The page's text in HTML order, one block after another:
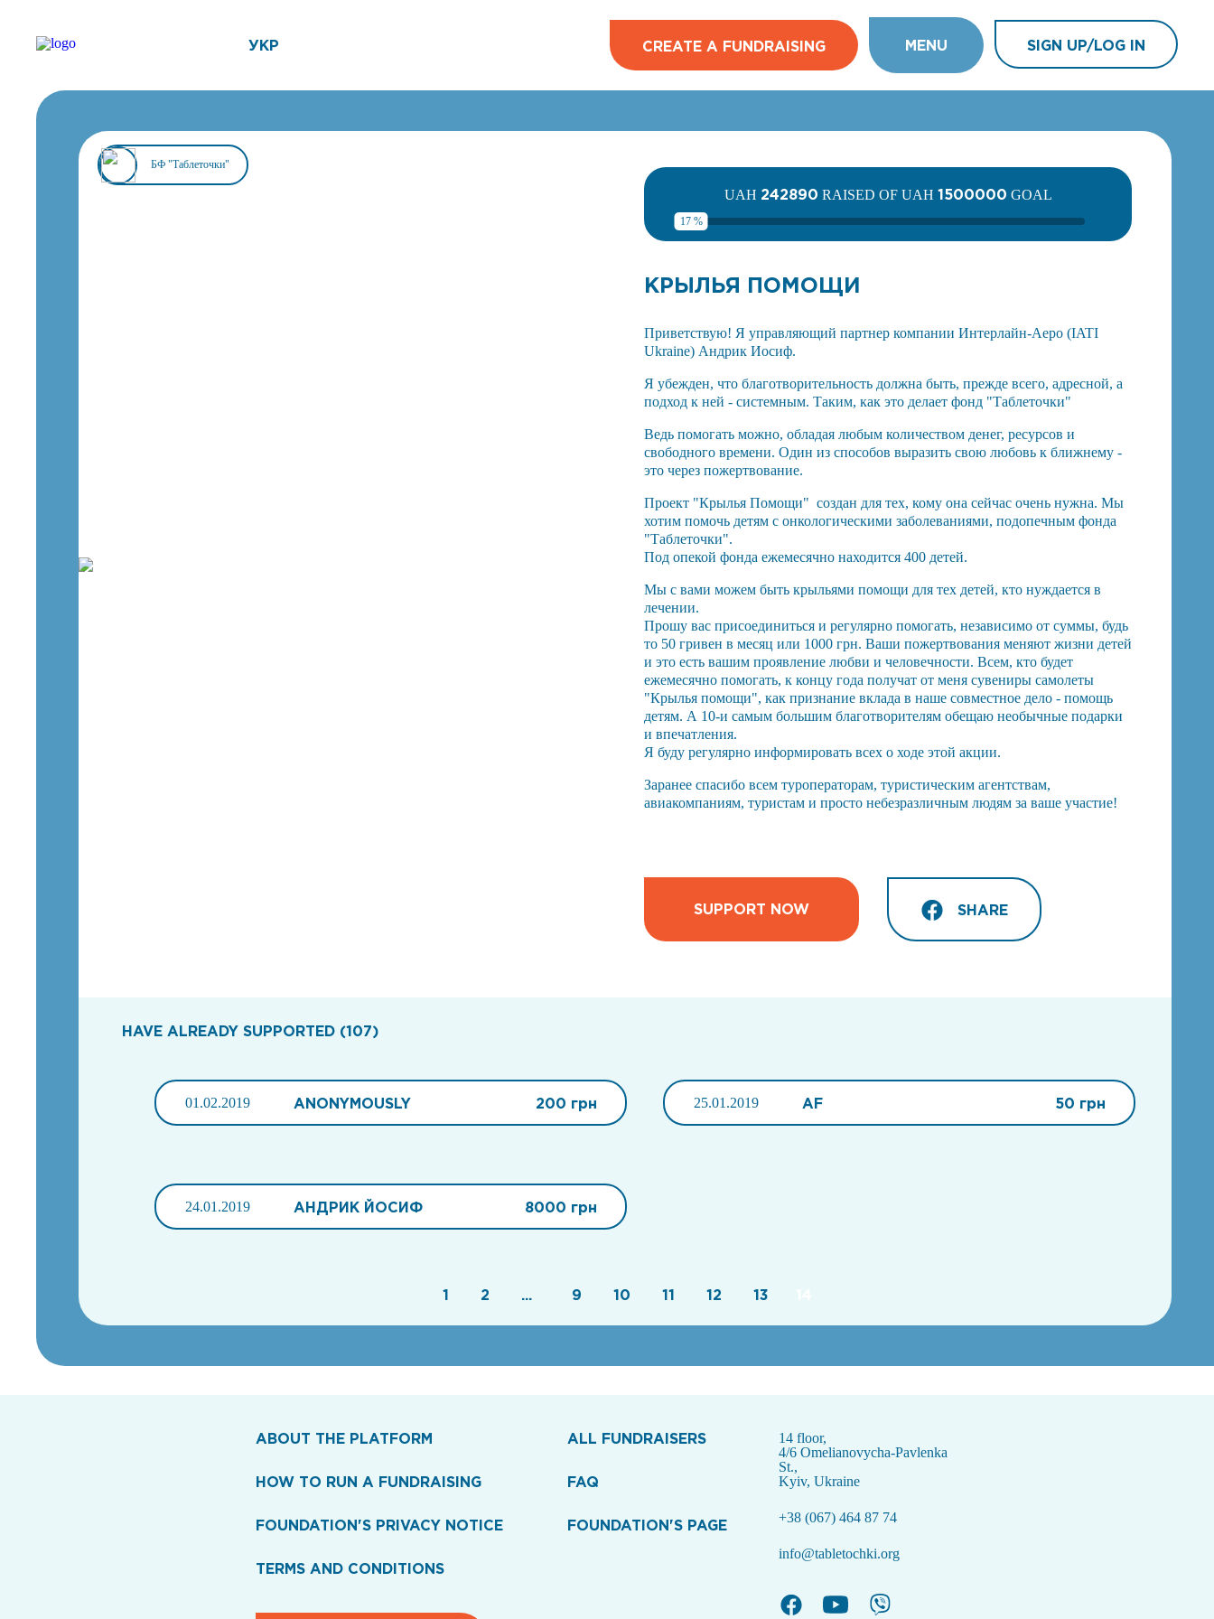
УКР CREATE A FUNDRAISING MENU SIGN UP/LOG IN
БФ "Таблеточки"
UAH 242890 RAISED OF UAH 1500000 GOAL
17 %
КРЫЛЬЯ ПОМОЩИ
Приветствую! Я управляющий партнер компании Интерлайн-Аеро (IATI
Ukraine) Андрик Иосиф.
Я убежден, что благотворительность должна быть, прежде всего, адресной, а
подход к ней - системным. Таким, как это делает фонд "Таблеточки"
Ведь помогать можно, обладая любым количеством денег, ресурсов и
свободного времени. Один из способов выразить свою любовь к ближнему -
это через пожертвование.
Проект "Крылья Помощи" создан для тех, кому она сейчас очень нужна. Мы
хотим помочь детям с онкологическими заболеваниями, подопечным фонда
"Таблеточки".
Под опекой фонда ежемесячно находится 400 детей.
Мы с вами можем быть крыльями помощи для тех детей, кто нуждается в
лечении.
Прошу вас присоединиться и регулярно помогать, независимо от суммы, будь
то 50 гривен в месяц или 1000 грн. Ваши пожертвования меняют жизни детей
и это есть вашим проявление любви и человечности. Всем, кто будет
ежемесячно помогать, к концу года получат от меня сувениры самолеты
"Крылья помощи", как признание вклада в наше совместное дело - помощь
детям. А 10-и самым большим благотворителям обещаю необычные подарки
и впечатления.
Я буду регулярно информировать всех о ходе этой акции.
Заранее спасибо всем туроператорам, туристическим агентствам,
авиакомпаниям, туристам и просто небезразличным людям за ваше участие!
SUPPORT NOW SHARE
HAVE ALREADY SUPPORTED (107)
01.02.2019 ANONYMOUSLY 200 грн 25.01.2019 AF 50 грн
24.01.2019 АНДРИК ЙОСИФ 8000 грн
1 2 ... 9 10 11 12 13
ABOUT THE PLATFORM
HOW TO RUN A FUNDRAISING
FOUNDATION'S PRIVACY NOTICE
TERMS AND CONDITIONS
ALL FUNDRAISERS
FAQ
FOUNDATION'S PAGE
14 floor,
4/6 Omelianovycha-Pavlenka
St.,
Kyiv, Ukraine
+38 (067) 464 87 74
info@tabletochki.org